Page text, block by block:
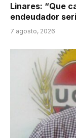
Linares: “Que
endeudador
7 agosto, 2026